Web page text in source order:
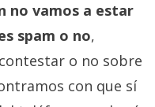
no vamos a estar
spam o no,
o no sobre
con que sí